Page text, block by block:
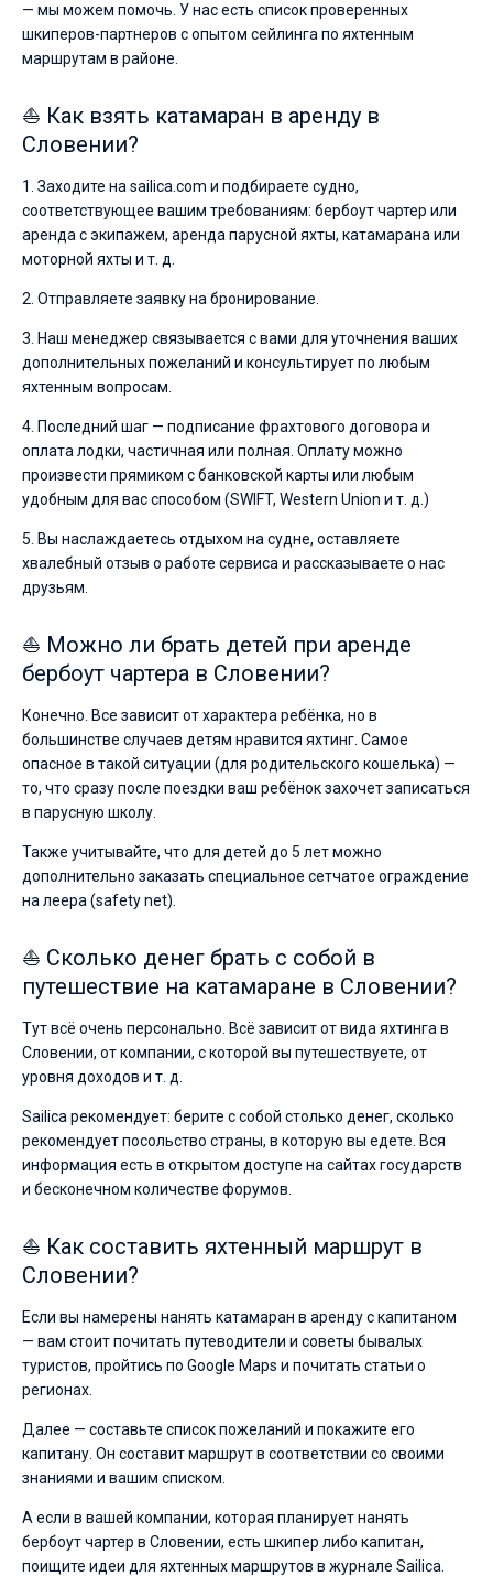
— мы можем помочь. У нас есть список проверенных
шкиперов-партнеров с опытом сейлинга по яхтенным
маршрутам в районе.
⛵ Как взять катамаран в аренду в
Словении?
1. Заходите на sailica.com и подбираете судно,
соответствующее вашим требованиям: бербоут чартер или
аренда с экипажем, аренда парусной яхты, катамарана или
моторной яхты и т. д.
2. Отправляете заявку на бронирование.
3. Наш менеджер связывается с вами для уточнения ваших
дополнительных пожеланий и консультирует по любым
яхтенным вопросам.
4. Последний шаг — подписание фрахтового договора и
оплата лодки, частичная или полная. Оплату можно
произвести прямиком с банковской карты или любым
удобным для вас способом (SWIFT, Western Union и т. д.)
5. Вы наслаждаетесь отдыхом на судне, оставляете
хвалебный отзыв о работе сервиса и рассказываете о нас
друзьям.
⛵ Можно ли брать детей при аренде
бербоут чартера в Словении?
Конечно. Все зависит от характера ребёнка, но в
большинстве случаев детям нравится яхтинг. Самое
опасное в такой ситуации (для родительского кошелька) —
то, что сразу после поездки ваш ребёнок захочет записаться
в парусную школу.
Также учитывайте, что для детей до 5 лет можно
дополнительно заказать специальное сетчатое ограждение
на леера (safety net).
⛵ Сколько денег брать с собой в
путешествие на катамаране в Словении?
Тут всё очень персонально. Всё зависит от вида яхтинга в
Словении, от компании, с которой вы путешествуете, от
уровня доходов и т. д.
Sailica рекомендует: берите с собой столько денег, сколько
рекомендует посольство страны, в которую вы едете. Вся
информация есть в открытом доступе на сайтах государств
и бесконечном количестве форумов.
⛵ Как составить яхтенный маршрут в
Словении?
Если вы намерены нанять катамаран в аренду с капитаном
— вам стоит почитать путеводители и советы бывалых
туристов, пройтись по Google Maps и почитать статьи о
регионах.
Далее — составьте список пожеланий и покажите его
капитану. Он составит маршрут в соответствии со своими
знаниями и вашим списком.
А если в вашей компании, которая планирует нанять
бербоут чартер в Словении, есть шкипер либо капитан,
поищите идеи для яхтенных маршрутов в журнале Sailica.